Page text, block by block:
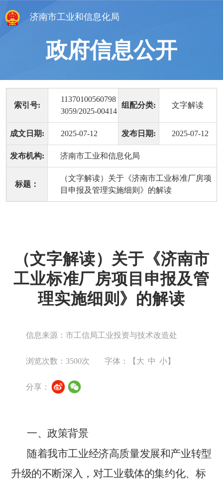
济南市工业和信息化局
政府信息公开
索引号:
11370100560798
3059/2025-00414
组配分类: 文字解读
成文日期: 2025-07-12 发布日期: 2025-07-12
发布机构: 济南市工业和信息化局
标题：
（文字解读）关于《济南市工业标准厂房项
目申报及管理实施细则》的解读
（文字解读）关于《济南市
工业标准厂房项目申报及管
理实施细则》的解读
信息来源：市工信局工业投资与技术改造处
浏览次数： 3500次 字体：【 大 中 小】
分享：
一、政策背景
随着我市工业经济高质量发展和产业转型
升级的不断深入，对工业载体的集约化、标